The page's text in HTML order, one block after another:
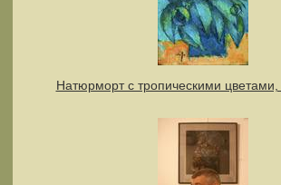
Натюрморт с тропическими